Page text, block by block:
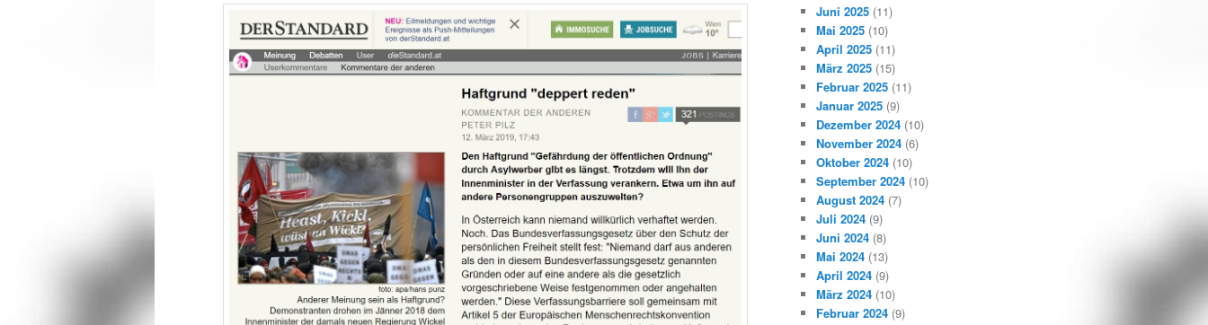
Juni 2025 (11)
Mai 2025 (10)
April 2025 (11)
März 2025 (15)
Februar 2025 (11)
Januar 2025 (9)
Dezember 2024 (10)
November 2024 (6)
Oktober 2024 (10)
September 2024 (10)
August 2024 (7)
Juli 2024 (9)
Juni 2024 (8)
Mai 2024 (13)
April 2024 (9)
März 2024 (10)
Februar 2024 (9)